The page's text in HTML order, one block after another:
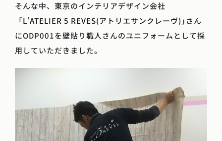
そんな中、東京のインテリアデザイン会社
「L’ATELIER 5 REVES(アトリエサンクレーヴ) ｣さん
にODP001を壁貼り職人さんのユニフォームとして採
用していただきました。